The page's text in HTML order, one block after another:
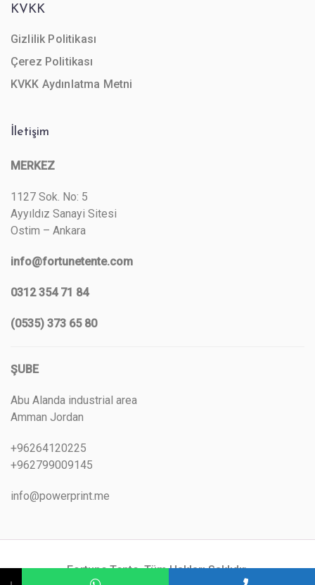
KVKK
Gizlilik Politikası
Çerez Politikası
KVKK Aydınlatma Metni
İletişim
MERKEZ
1127 Sok. No: 5
Ayyıldız Sanayi Sitesi
Ostim – Ankara
info@fortunetente.com
0312 354 71 84
(0535) 373 65 80
ŞUBE
Abu Alanda industrial area
Amman Jordan
+96264120225
+962799009145
info@powerprint.me
Fortune Tente. Tüm Hakları Saklıdır.